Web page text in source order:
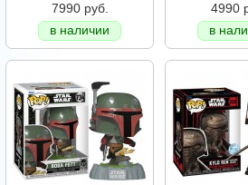
7990 руб.
в наличии
4990
в